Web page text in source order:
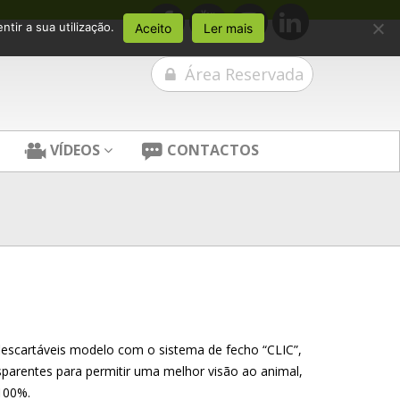
Área Reservada
VÍDEOS CONTACTOS
modelo com o sistema de fecho “CLIC”,
para permitir uma melhor visão ao animal,
a sua utilização. Aceito Ler mais